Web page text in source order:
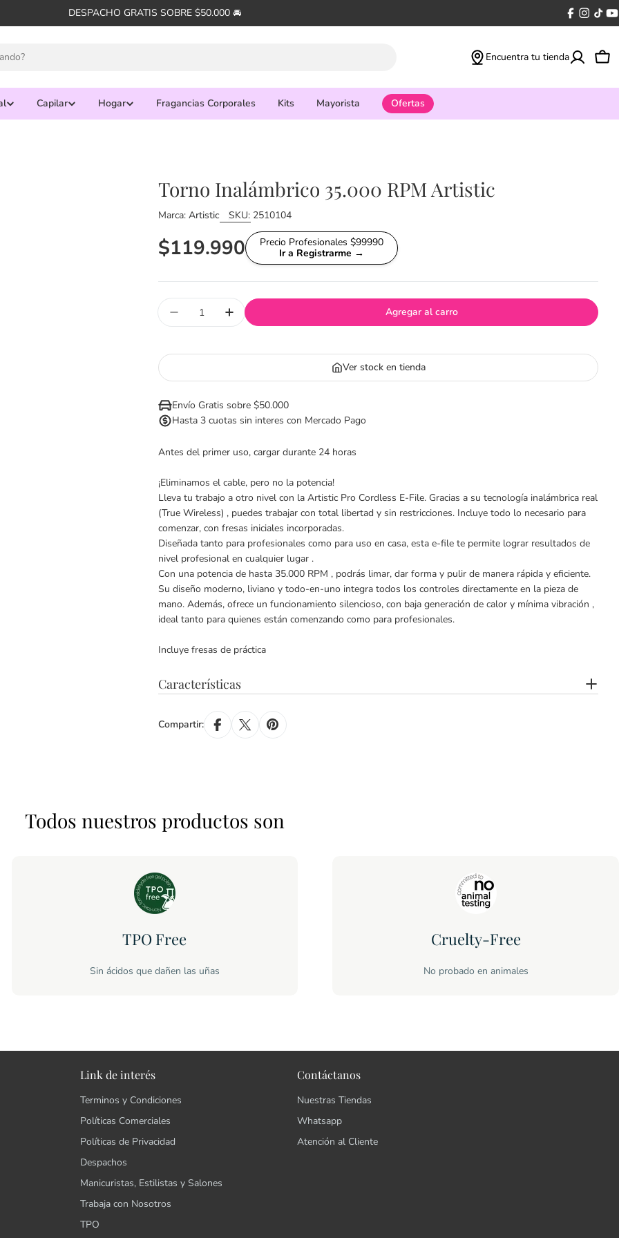
DESPACHO GRATIS SOBRE $50.000 🚘 Facebook
Encuentra tu tienda
Capilar Hogar Fragancias Corporales Kits Mayorista Ofertas
Torno Inalámbrico 35.000 RPM Artistic
Marca: Artistic SKU: 2510104
Precio
habitual
$119.990
Precio Profesionales $99990
Ir a Registrarme →
Disminuir cantidad para Torno Inalámbrico 35.000 RPM Artistic
Aumentar cantidad para Torno Inalámbrico 35.000 RPM Artistic
Agregar al carro
Ver stock en tienda
Envío Gratis sobre $50.000
Hasta 3 cuotas sin interes con Mercado Pago
Antes del primer uso, cargar durante 24 horas
¡Eliminamos el cable, pero no la potencia!
Lleva tu trabajo a otro nivel con la Artistic Pro Cordless E-File. Gracias a su tecnología inalámbrica real
(True Wireless) , puedes trabajar con total libertad y sin restricciones. Incluye todo lo necesario para
comenzar, con fresas iniciales incorporadas.
Diseñada tanto para profesionales como para uso en casa, esta e-file te permite lograr resultados de
nivel profesional en cualquier lugar .
Con una potencia de hasta 35.000 RPM , podrás limar, dar forma y pulir de manera rápida y eficiente.
Su diseño moderno, liviano y todo-en-uno integra todos los controles directamente en la pieza de
mano. Además, ofrece un funcionamiento silencioso, con baja generación de calor y mínima vibración ,
ideal tanto para quienes están comenzando como para profesionales.
Incluye fresas de práctica
Características
Compartir:
Todos nuestros productos son
TPO Free
Sin ácidos que dañen las uñas
Cruelty-Free
No probado en animales
Link de interés
Terminos y Condiciones
Políticas Comerciales
Políticas de Privacidad
Despachos
Manicuristas, Estilistas y Salones
Trabaja con Nosotros
TPO
Contáctanos
Nuestras Tiendas
Whatsapp
Atención al Cliente